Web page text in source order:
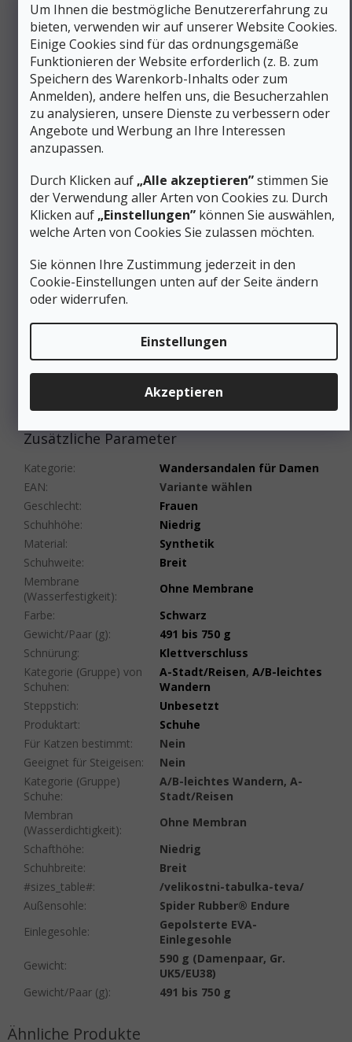
Um Ihnen die bestmögliche Benutzererfahrung zu
bieten, verwenden wir auf unserer Website Cookies.
Einige Cookies sind für das ordnungsgemäße
Funktionieren der Website erforderlich (z. B. zum
Speichern des Warenkorb-Inhalts oder zum
Anmelden), andere helfen uns, die Besucherzahlen
zu analysieren, unsere Dienste zu verbessern oder
Angebote und Werbung an Ihre Interessen
anzupassen.
Durch Klicken auf „Alle akzeptieren”stimmen Sie
der Verwendung aller Arten von Cookies zu. Durch
Klicken auf „Einstellungen” können Sie auswählen,
welche Arten von Cookies Sie zulassen möchten.
Sie können Ihre Zustimmung jederzeit in den
Cookie-Einstellungen unten auf der Seite ändern
oder widerrufen.
Einstellungen
Akzeptieren
Ausflugswegen positiv bemerkbar. EVA dämpft
Aufprallkräfte an Ferse und Vorfuß, ohne unnötig Gewicht
hinzuzufügen. Die offene Sandale ist naturgemäß deutlich
atmungsaktiver als geschlossene Trekkingschuhe – der Fuß
überhitzt im Sommer nicht, und es kommt nicht zur
Mazerierung der Haut durch Feuchtigkeitsstau. Wir
empfehlen, die Sandalen mit den Socken auszuprobieren,
die du bei der Aktivität tragen möchtest, und idealerweise
nachmittags, wenn die Füße leicht geschwollen sind.
Ergonomische Merkmale für ganztägiges
Tragen
Gepolsterte EVA-Einlegesohlemit 5 mm mehr
Stärke als beim XLT2 für bessere Dämpfung auf
hartem Untergrund
Fersenbereich beim langen Tragen
Offene Konstruktion gewährleistet natürliche
Belüftung des Fußes und verhindert Überhitzung
Synthetisches Obermaterial nimmt weder Schweiß
noch Wasser auf – hygienische Pflege leicht gemacht
Die Teva Hurricane XLT3 Sandalen bieten die Kombination
aus dickerer EVA-Einlegesohle, belüftetem offenem
Obermaterial und dem einstellbaren FuseLock™-Riemen –
bewährt sowohl auf dem Tagesausflug als auch auf
längeren Reisen bei warmem Wetter.
Zusätzliche Parameter
Kategorie:
Wandersandalen für Damen
EAN:
Variante wählen
Geschlecht:
Frauen
Schuhhöhe:
Niedrig
Material:
Synthetik
Schuhweite:
Breit
Membrane
(Wasserfestigkeit):
Ohne Membrane
Farbe:
Schwarz
Gewicht/Paar (g):
491 bis 750 g
Schnürung:
Klettverschluss
Kategorie (Gruppe) von
Schuhen:
A-Stadt/Reisen, A/B-leichtes
Wandern
Steppstich:
Unbesetzt
Produktart:
Schuhe
Für Katzen bestimmt:
Nein
Geeignet für Steigeisen:
Nein
Kategorie (Gruppe)
Schuhe:
A/B-leichtes Wandern, A-
Stadt/Reisen
Membran
(Wasserdichtigkeit):
Ohne Membran
Schafthöhe:
Niedrig
Schuhbreite:
Breit
#sizes_table#:
/velikostni-tabulka-teva/
Außensohle:
Spider Rubber® Endure
Einlegesohle:
Gepolsterte EVA-
Einlegesohle
Gewicht:
590 g (Damenpaar, Gr.
UK5/EU38)
Gewicht/Paar (g): 491 bis 750 g